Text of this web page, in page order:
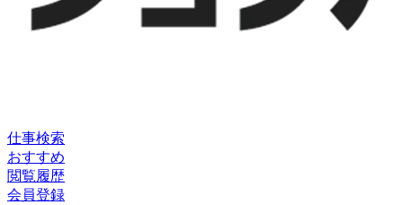
仕事検索
おすすめ
閲覧履歴
会員登録